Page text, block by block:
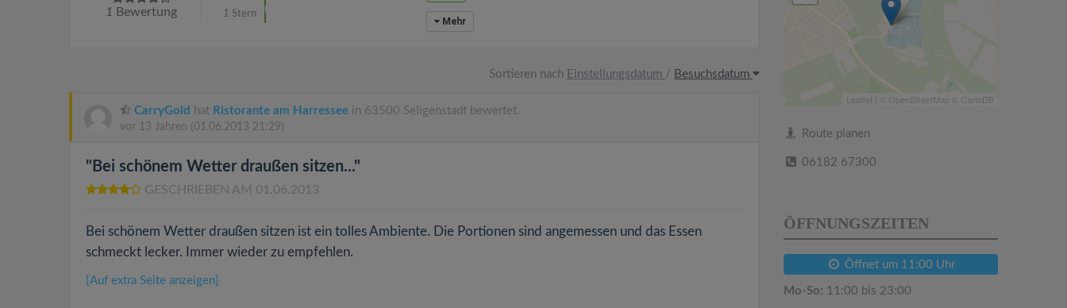
1 Bewertung
1 Stern
Mehr
Sortieren nach Einstellungsdatum / Besuchsdatum
CarryGold hat Ristorante am Harressee in 63500 Seligenstadt bewertet.
vor 13 Jahren (01.06.2013 21:29)
"Bei schönem Wetter draußen sitzen..."
GESCHRIEBEN AM 01.06.2013
Bei schönem Wetter draußen sitzen ist ein tolles Ambiente. Die Portionen sind angemessen und das Essen
schmeckt lecker. Immer wieder zu empfehlen.
[Auf extra Seite anzeigen]
Leaflet | © OpenStreetMap © CartoDB
Route planen
06182 67300
ÖFFNUNGSZEITEN
Öffnet um 11:00 Uhr
Mo-So: 11:00 bis 23:00